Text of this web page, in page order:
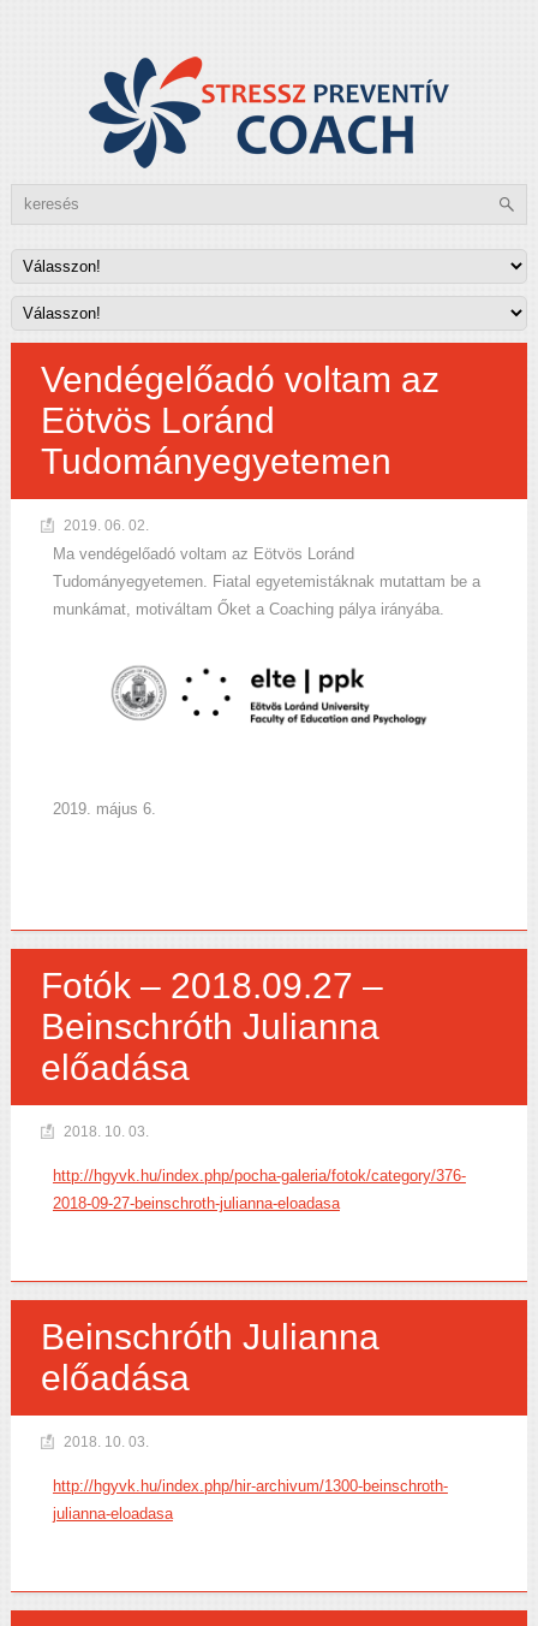
Vendégelőadó voltam az
Eötvös Loránd
Tudományegyetemen
2019. 06. 02.
Ma vendégelőadó voltam az Eötvös Loránd
Tudományegyetemen. Fiatal egyetemistáknak mutattam be a
munkámat, motiváltam Őket a Coaching pálya irányába.
2019. május 6.
Fotók – 2018.09.27 –
Beinschróth Julianna
előadása
2018. 10. 03.
http://hgyvk.hu/index.php/pocha-galeria/fotok/category/376-
2018-09-27-beinschroth-julianna-eloadasa
Beinschróth Julianna
előadása
2018. 10. 03.
http://hgyvk.hu/index.php/hir-archivum/1300-beinschroth-
julianna-eloadasa